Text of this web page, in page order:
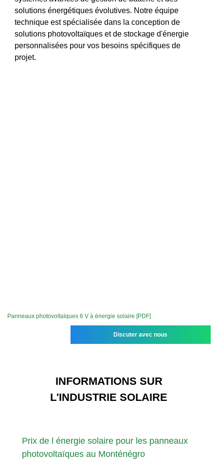
solutions énergétiques évolutives. Notre équipe
technique est spécialisée dans la conception de
solutions photovoltaïques et de stockage d'énergie
personnalisées pour vos besoins spécifiques de
projet.
Panneaux photovoltaïques 6 V à énergie solaire [PDF]
Discuter avec nous
INFORMATIONS SUR
L'INDUSTRIE SOLAIRE
Prix de l énergie solaire pour les panneaux
photovoltaïques au Monténégro